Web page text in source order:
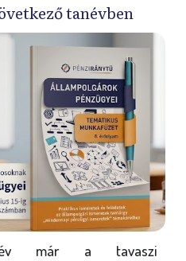
tanévben
már a tavaszi